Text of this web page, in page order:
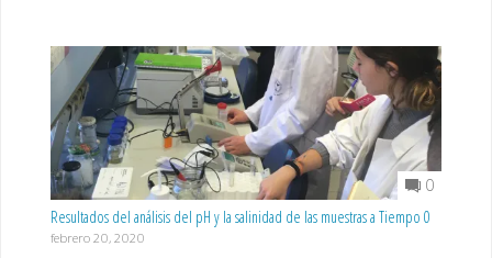
0
Resultados del análisis del pH y la salinidad de las muestras a Tiempo 0
febrero 20, 2020